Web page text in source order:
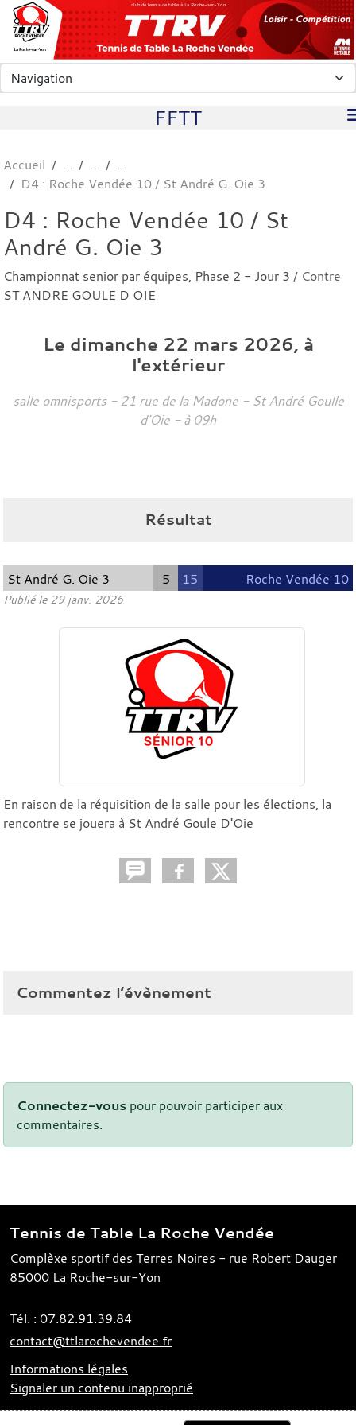
club de tennis de table à La Roche-sur-Yon
FFTT
Accueil
D4 : Roche Vendée 10 / St André G. Oie 3
D4 : Roche Vendée 10 / St
André G. Oie 3
Championnat senior par équipes, Phase 2 - Jour 3 / Contre
ST ANDRE GOULE D OIE
Le dimanche 22 mars 2026, à
l'extérieur
salle omnisports - 21 rue de la Madone - St André Goulle
d'Oie - à 09h
Résultat
St André G. Oie 3 5 15 Roche Vendée 10
Publié le 29 janv. 2026
En raison de la réquisition de la salle pour les élections, la
rencontre se jouera à St André Goule D'Oie
Commentez l’évènement
Connectez-vous pour pouvoir participer aux
commentaires.
Tennis de Table La Roche Vendée
Complèxe sportif des Terres Noires - rue Robert Dauger
85000 La Roche-sur-Yon
Tél. : 07.82.91.39.84
contact@ttlarochevendee.fr
Informations légales
Signaler un contenu inapproprié
Panneau de gestion des cookies